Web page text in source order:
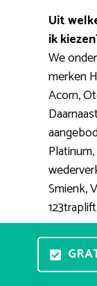
Uit
ik
We
merken
Acorn,
Smienk,
123traplift.
Waar